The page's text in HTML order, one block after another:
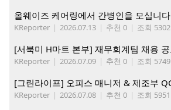
올웨이즈 케어링에서 간병인을 모십니다
KReporter | 2026.07.13 | 추천 0 | 조회 5302
KReporter | 2026.07.09 | 추천 0 | 조회 5749
KReporter | 2026.07.08 | 추천 0 | 조회 5951